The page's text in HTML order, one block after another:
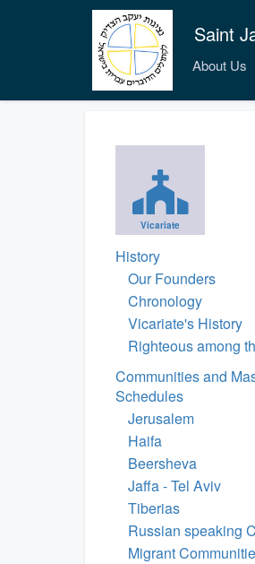
Saint
About Us
Vicariate
History
Our Founders
Chronology
Vicariate's History
Righteous among
Communities and
Schedules
Jerusalem
Haifa
Beersheva
Jaffa - Tel Aviv
Tiberias
Russian speaking
Migrant